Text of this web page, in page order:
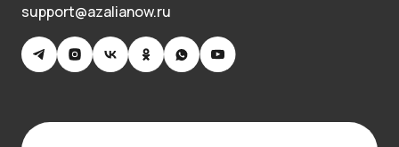
support@azalianow.ru